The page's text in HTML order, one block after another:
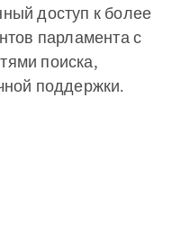
доступ к более
парламента с
поиска,
поддержки.